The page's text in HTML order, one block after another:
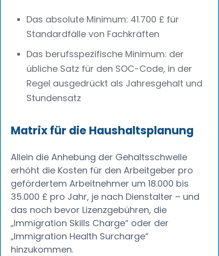
Das absolute Minimum: 41.700 £ für
Standardfälle von Fachkräften
Das berufsspezifische Minimum: der
übliche Satz für den SOC-Code, in der
Regel ausgedrückt als Jahresgehalt und
Stundensatz
Matrix für die Haushaltsplanung
Allein die Anhebung der Gehaltsschwelle
erhöht die Kosten für den Arbeitgeber pro
gefördertem Arbeitnehmer um 18.000 bis
35.000 £ pro Jahr, je nach Dienstalter – und
das noch bevor Lizenzgebühren, die
„Immigration Skills Charge“ oder der
„Immigration Health Surcharge“
hinzukommen.